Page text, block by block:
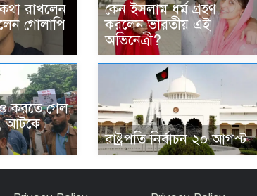
রাখলেন
গোলাপি
কেন ইসলাম ধর্ম গ্রহণ
করলেন ভারতীয় এই
অভিনেত্রী?
করতে গেল
আটকে
রাষ্ট্রপতি নির্বাচন ২০ আগস্ট